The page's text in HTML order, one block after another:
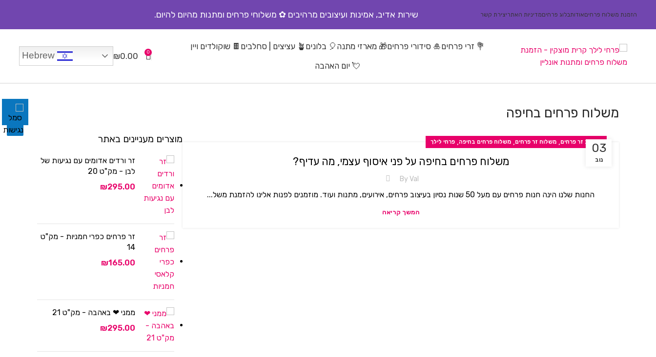
הזמנת משלוח פרחיםאודותבלוג פרחיםמדיניות האתריצירת קשר שירות אדיב, אמינות ועיצובים מרהיבים ✿ משלוחי פרחים ומתנות מהיום להיום.
💐 זרי פרחים🎍 סידורי פרחים🎁 מארזי מתנה 🎈 בלונים 🪴 עציצים | סחלבים
🍫 שוקולדים ויין
💘 יום האהבה
0
₪0.00
Hebrew
משלוח פרחים בחיפה
03
נוב
הזמנת זר פרחים, משלוח זר פרחים, משלוח פרחים בחיפה, פרחי לילך
משלוח פרחים בחיפה על פני איסוף עצמי, מה עדיף?
By Val
החנות שלנו הינה חנות פרחים עם מעל 50 שנות נסיון בעיצוב פרחים, אירועים, מתנות ועוד. מוזמנים לפנות אלינו להזמנת משל...
המשך קריאה
מוצרים מעניינים באתר
זר ורדים אדומים עם נגיעות של
לבן - מק"ט 20
₪
זר פרחים כפרי חמניות - מק"ט
14
₪
ממני ❤ באהבה - מק"ט 21
₪